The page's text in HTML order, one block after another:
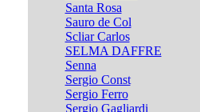
Santa Rosa
Sauro de Col
Scliar Carlos
SELMA DAFFRE
Senna
Sergio Const
Sergio Ferro
Sergio Gagliardi